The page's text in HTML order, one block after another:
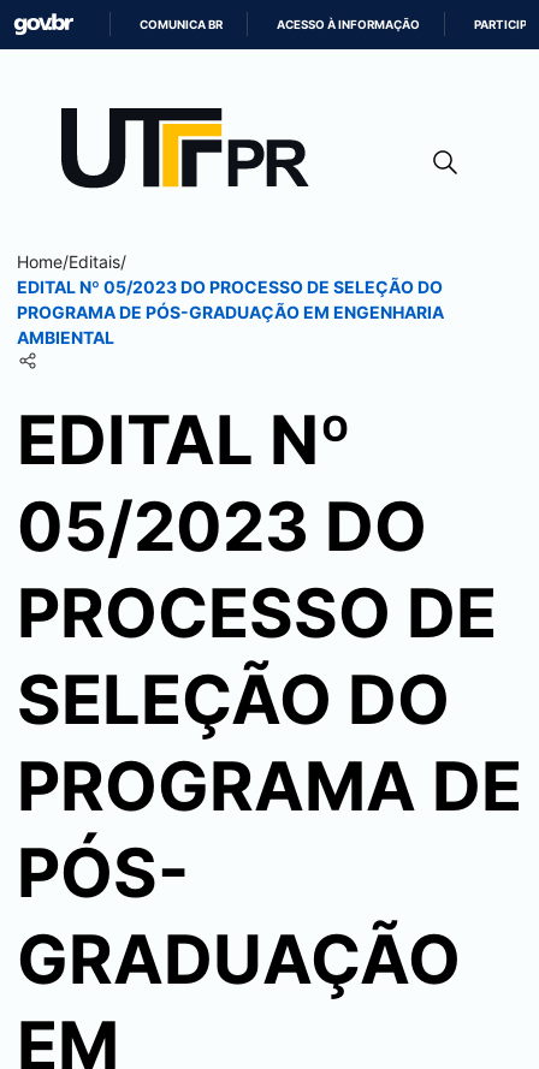
CONTEÚDO
COMUNICA BR ACESSO À INFORMAÇÃO PARTICIPE
Home/Editais/
EDITAL Nº 05/2023 DO PROCESSO DE SELEÇÃO DO
PROGRAMA DE PÓS-GRADUAÇÃO EM ENGENHARIA
AMBIENTAL
EDITAL Nº
05/2023 DO
PROCESSO DE
SELEÇÃO DO
PROGRAMA DE
PÓS-
GRADUAÇÃO
EM